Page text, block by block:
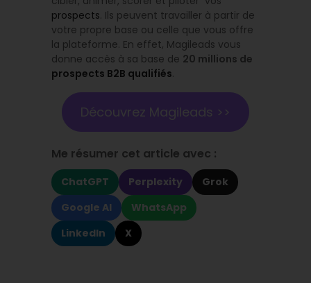
prospects. Ils peuvent travailler à partir de
votre propre base ou celle que vous offre
la plateforme. En effet, Magileads vous
donne accès à sa base de 20 millions de
prospects B2B qualifiés.
Découvrez Magileads >>
Me résumer cet article avec :
ChatGPT Perplexity
Grok
Google AI
WhatsApp
LinkedIn
X